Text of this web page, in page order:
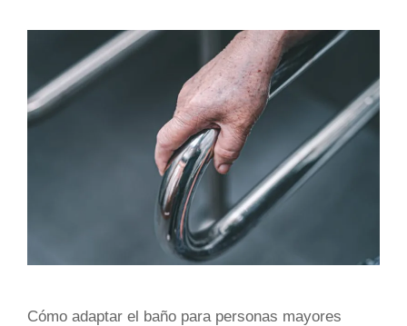
Cómo adaptar el baño para personas mayores